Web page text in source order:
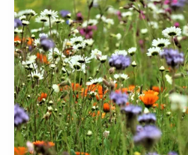
techniki
w
rolnictwie
mogą
przeciwdziałać
stepowieniu
Kujaw